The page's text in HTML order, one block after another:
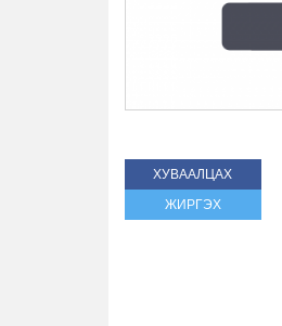
ХУВААЛЦАХ
ЖИРГЭХ